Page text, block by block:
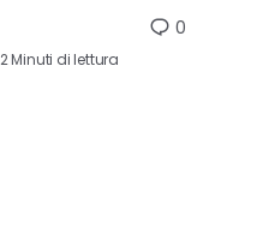
2 Minuti di lettura
0